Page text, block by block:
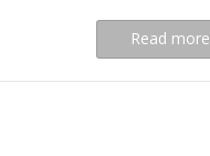
Read more